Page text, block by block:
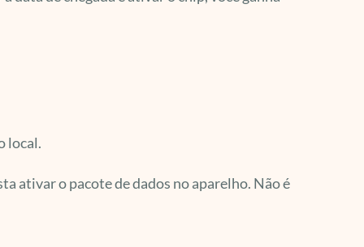
local.
ativar o pacote de dados no aparelho. Não é